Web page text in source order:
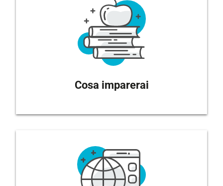
Cosa imparerai